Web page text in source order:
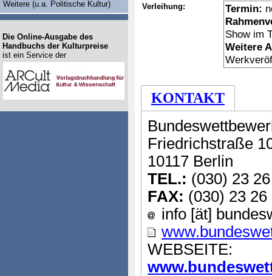
Verleihung: Termin:
Show im
Weitere
KONTAKT
Friedrichstraße
10117 Berlin
TEL.: (030) 23
FAX: (030) 23 26
info [ät]
WEBSEITE:
Weitere (u.a. Politische Kultur)
Die Online-Ausgabe des
Handbuchs der Kulturpreise
ist ein Service der